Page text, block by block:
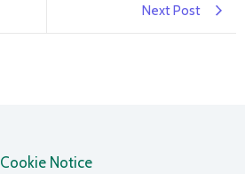
Next Post
Cookie Notice